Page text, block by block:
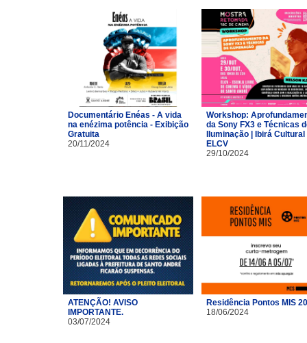
Documentário Enéas - A vida
na enézima potência - Exibição
Gratuita
20/11/2024
Workshop:
da Sony FX3 e Técnicas
Iluminação | Ibirá Cultural
ELCV
29/10/2024
ATENÇÃO! AVISO
IMPORTANTE.
03/07/2024
Residência Pontos MIS
18/06/2024